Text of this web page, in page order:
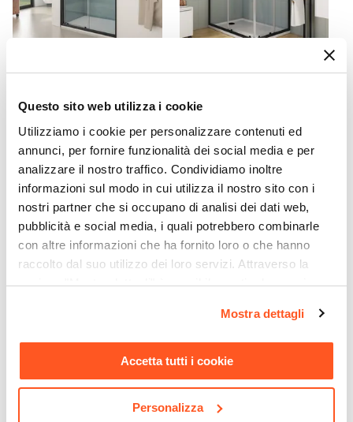
Questo sito web utilizza i cookie
Utilizziamo i cookie per personalizzare contenuti ed
annunci, per fornire funzionalità dei social media e per
analizzare il nostro traffico. Condividiamo inoltre
informazioni sul modo in cui utilizza il nostro sito con i
nostri partner che si occupano di analisi dei dati web,
pubblicità e social media, i quali potrebbero combinarle
con altre informazioni che ha fornito loro o che hanno
raccolto dal suo utilizzo dei loro servizi. Attraverso la
sezione "Mostra dettagli" è possibile gestire le proprie
momento. Per maggiori informazioni si invita a leggere la
nostraCookie Policy.
Mostra dettagli
Accetta tutti i cookie
Personalizza
CODICE:LT11N-T
scorrevole con vetro
opaco 185h - Lite
€ 142,00
CODICE:LT712N-T
scorrevole con vetro
opaco 185h - Lite
€ 148,00
CODICE:LT71N-SN CODICE:LT99N-SN
Box doccia 90X90 cm